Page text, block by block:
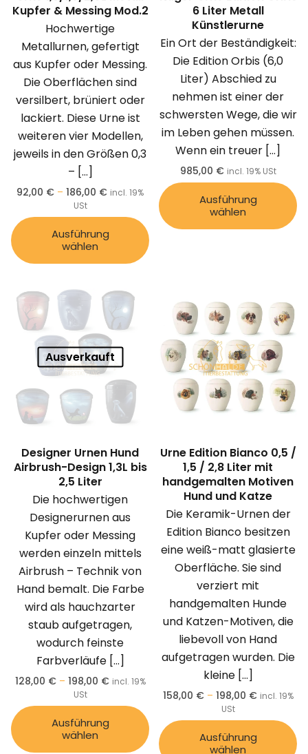
Kupfer & Messing Mod.2
Hochwertige
Metallurnen, gefertigt
aus Kupfer oder Messing.
Die Oberflächen sind
versilbert, brüniert oder
lackiert. Diese Urne ist
weiteren vier Modellen,
jeweils in den Größen 0,3
– […]
92,00 € – 186,00 € incl. 19%
USt
Ausführung
wählen
6 Liter Metall
Künstlerurne
Ein Ort der Beständigkeit:
Die Edition Orbis (6,0
Liter) Abschied zu
nehmen ist einer der
schwersten Wege, die wir
im Leben gehen müssen.
Wenn ein treuer […]
985,00 € incl. 19% USt
Ausführung
wählen
Ausverkauft
Designer Urnen Hund
Airbrush-Design 1,3L bis
2,5 Liter
Die hochwertigen
Designerurnen aus
Kupfer oder Messing
werden einzeln mittels
Airbrush – Technik von
Hand bemalt. Die Farbe
wird als hauchzarter
staub aufgetragen,
wodurch feinste
Farbverläufe[…]
128,00 € – 198,00 € incl. 19%
USt
Ausführung
wählen
Urne Edition Bianco 0,5 /
1,5 / 2,8 Liter mit
handgemalten Motiven
Hund und Katze
Die Keramik-Urnen der
Edition Bianco besitzen
eine weiß-matt glasierte
Oberfläche. Sie sind
verziert mit
handgemalten Hunde
und Katzen-Motiven, die
liebevoll von Hand
aufgetragen wurden. Die
kleine[…]
158,00 € – 198,00 € incl. 19%
USt
Ausführung
wählen